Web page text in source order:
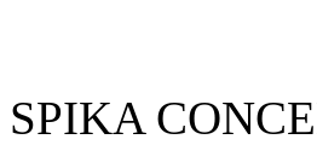
SPIKA